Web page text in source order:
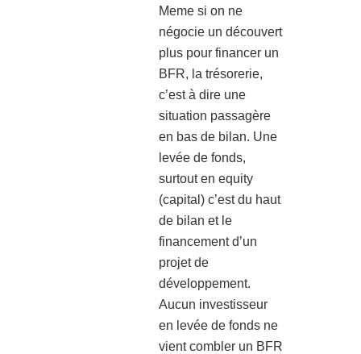
Meme si on ne
négocie un découvert
plus pour financer un
BFR, la trésorerie,
c’est à dire une
situation passagère
en bas de bilan. Une
levée de fonds,
surtout en equity
(capital) c’est du haut
de bilan et le
financement d’un
projet de
développement.
Aucun investisseur
en levée de fonds ne
vient combler un BFR